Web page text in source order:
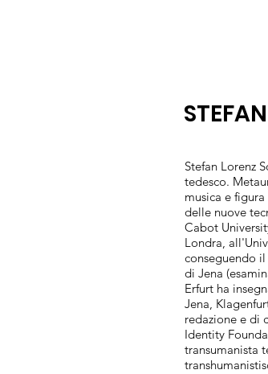
Stefan Lorenz
tedesco.
musica e
delle nuove
Cabot
Londra,
conseguendo
di Jena
Erfurt ha
Jena,
redazione e di
Identity
transumanista